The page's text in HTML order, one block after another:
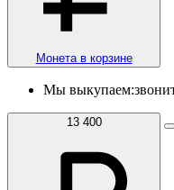
Монета в корзине
Мы выкупаем:
13 400